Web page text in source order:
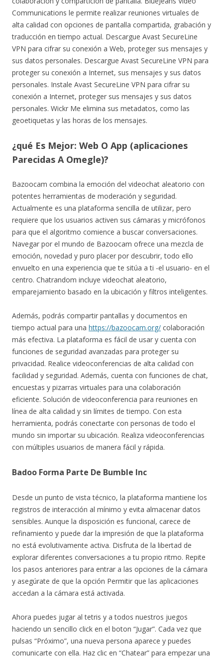
Communications le permite realizar reuniones virtuales de
alta calidad con opciones de pantalla compartida, grabación y
traducción en tiempo actual. Descargue Avast SecureLine
VPN para cifrar su conexión a Web, proteger sus mensajes y
sus datos personales. Descargue Avast SecureLine VPN para
proteger su conexión a Internet, sus mensajes y sus datos
personales. Instale Avast SecureLine VPN para cifrar su
conexión a Internet, proteger sus mensajes y sus datos
personales. Wickr Me elimina sus metadatos, como las
geoetiquetas y las horas de los mensajes.
¿qué Es Mejor: Web O App (aplicaciones
Parecidas A Omegle)?
Bazoocam combina la emoción del videochat aleatorio con
potentes herramientas de moderación y seguridad.
Actualmente es una plataforma sencilla de utilizar, pero
requiere que los usuarios activen sus cámaras y micrófonos
para que el algoritmo comience a buscar conversaciones.
Navegar por el mundo de Bazoocam ofrece una mezcla de
emoción, novedad y puro placer por descubrir, todo ello
envuelto en una experiencia que te sitúa a ti -el usuario- en el
centro. Chatrandom incluye videochat aleatorio,
emparejamiento basado en la ubicación y filtros inteligentes.
Además, podrás compartir pantallas y documentos en
tiempo actual para una https://bazoocam.org/ colaboración
más efectiva. La plataforma es fácil de usar y cuenta con
funciones de seguridad avanzadas para proteger su
privacidad. Realice videoconferencias de alta calidad con
facilidad y seguridad. Además, cuenta con funciones de chat,
encuestas y pizarras virtuales para una colaboración
eficiente. Solución de videoconferencia para reuniones en
línea de alta calidad y sin límites de tiempo. Con esta
herramienta, podrás conectarte con personas de todo el
mundo sin importar su ubicación. Realiza videoconferencias
con múltiples usuarios de manera fácil y rápida.
Badoo Forma Parte De Bumble Inc
Desde un punto de vista técnico, la plataforma mantiene los
registros de interacción al mínimo y evita almacenar datos
sensibles. Aunque la disposición es funcional, carece de
refinamiento y puede dar la impresión de que la plataforma
no está evolutivamente activa. Disfruta de la libertad de
explorar diferentes conversaciones a tu propio ritmo. Repite
los pasos anteriores para entrar a las opciones de la cámara
y asegúrate de que la opción Permitir que las aplicaciones
accedan a la cámara está activada.
Ahora puedes jugar al tetris y a todos nuestros juegos
haciendo un sencillo click en el boton “Jugar”. Cada vez que
pulsas “Próximo”, una nueva persona aparece y puedes
comunicarte con ella. Haz clic en “Chatear” para empezar una